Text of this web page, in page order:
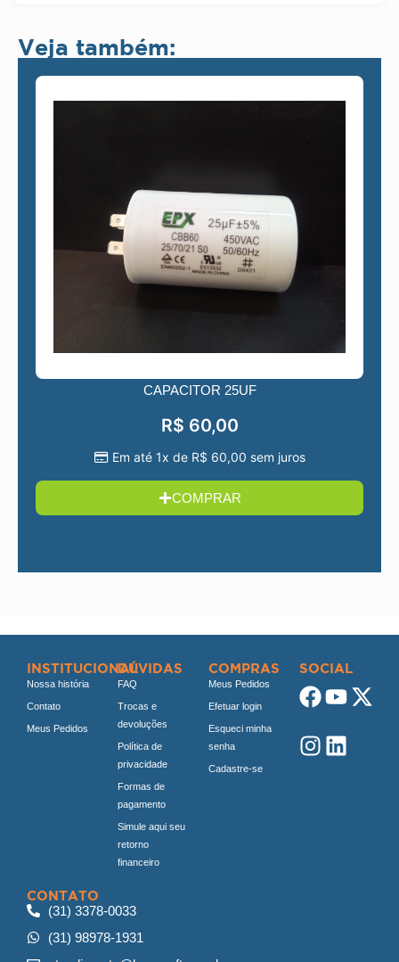
Veja também:
CAPACITOR 25UF
R$ 60,00
Em até 1x de R$ 60,00 sem juros
COMPRAR
INSTITUCIONAL
Nossa história
Contato
Meus Pedidos
DÚVIDAS
FAQ
Trocas e
devoluções
Política de
privacidade
Formas de
pagamento
Simule aqui seu
retorno
financeiro
COMPRAS
Meus Pedidos
Efetuar login
Esqueci minha
senha
Cadastre-se
SOCIAL
CONTATO
(31) 3378-0033
(31) 98978-1931